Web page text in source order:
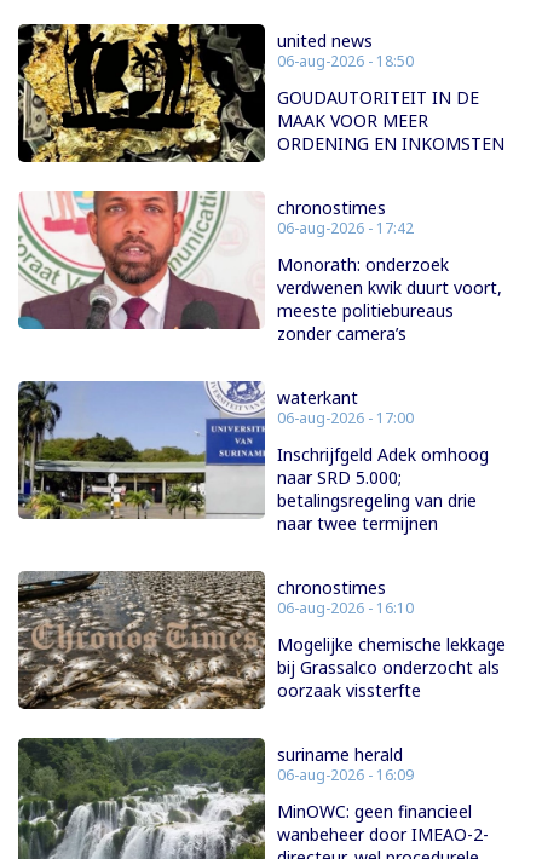
united news
06-aug-2026 - 18:50
GOUDAUTORITEIT IN DE
MAAK VOOR MEER
ORDENING EN INKOMSTEN
chronostimes
06-aug-2026 - 17:42
Monorath: onderzoek
verdwenen kwik duurt voort,
meeste politiebureaus
zonder camera’s
waterkant
06-aug-2026 - 17:00
Inschrijfgeld Adek omhoog
naar SRD 5.000;
betalingsregeling van drie
naar twee termijnen
chronostimes
06-aug-2026 - 16:10
Mogelijke chemische lekkage
bij Grassalco onderzocht als
oorzaak vissterfte
suriname herald
06-aug-2026 - 16:09
MinOWC: geen financieel
wanbeheer door IMEAO-2-